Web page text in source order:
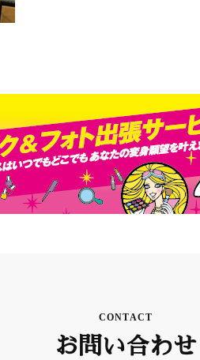
CONTACT
お問い合わせ